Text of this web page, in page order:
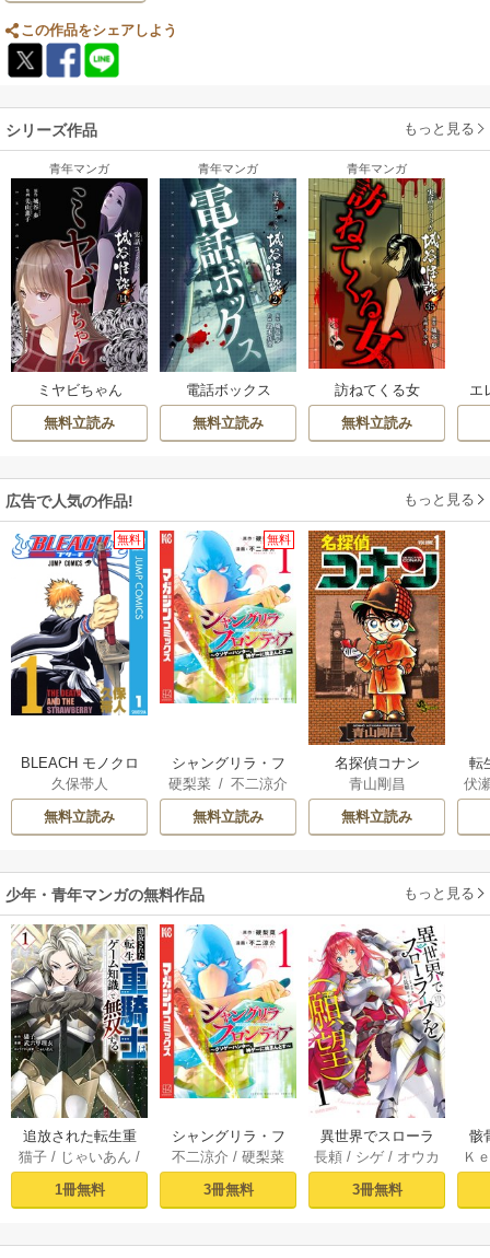
この作品をシェアしよう
シリーズ作品 もっと見る
青年マンガ
ミヤビちゃん
無料立読み
青年マンガ
電話ボックス
無料立読み
青年マンガ
訪ねてくる女
無料立読み
エ
広告で人気の作品! もっと見る
無料
BLEACH モノクロ
版
久保帯人
無料立読み
無料
シャングリラ・フ
ロンティア
硬梨菜 /不二涼介
無料立読み
名探偵コナン
青山剛昌
無料立読み
転
伏
少年・青年マンガの無料作品 もっと見る
追放された転生重
騎士はゲーム知識
で無双する（１）
猫子 / じゃいあん /
武六甲理衣
1冊無料
シャングリラ・フ
ロンティア（１）
～クソゲーハン
ター、神ゲーに挑
不二涼介 /硬梨菜
3冊無料
異世界でスローラ
イフを（願望） 1
長頼 / シゲ / オウカ
3冊無料
骸
異
Ｋ